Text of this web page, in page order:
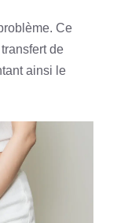
Ce
de
ainsi le